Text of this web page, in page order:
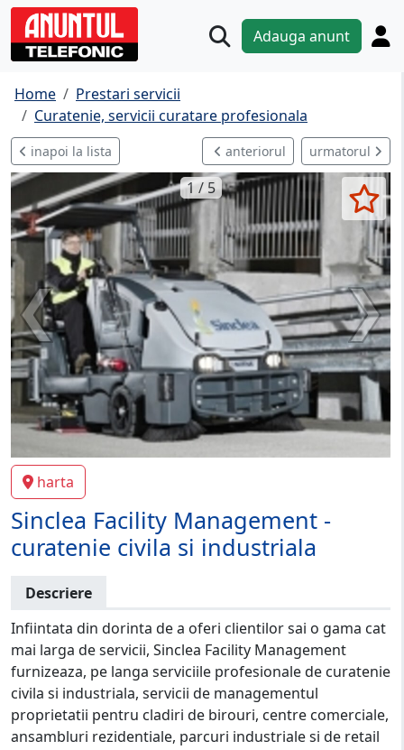
Adauga anunt
Home
Prestari servicii
Curatenie, servicii curatare profesionala
inapoi la lista anteriorul urmatorul
1 / 5
harta
Sinclea Facility Management -
curatenie civila si industriala
Descriere
Infiintata din dorinta de a oferi clientilor sai o gama cat
mai larga de servicii, Sinclea Facility Management
furnizeaza, pe langa serviciile profesionale de curatenie
civila si industriala, servicii de managementul
proprietatii pentru cladiri de birouri, centre comerciale,
ansambluri rezidentiale, parcuri industriale si de retail